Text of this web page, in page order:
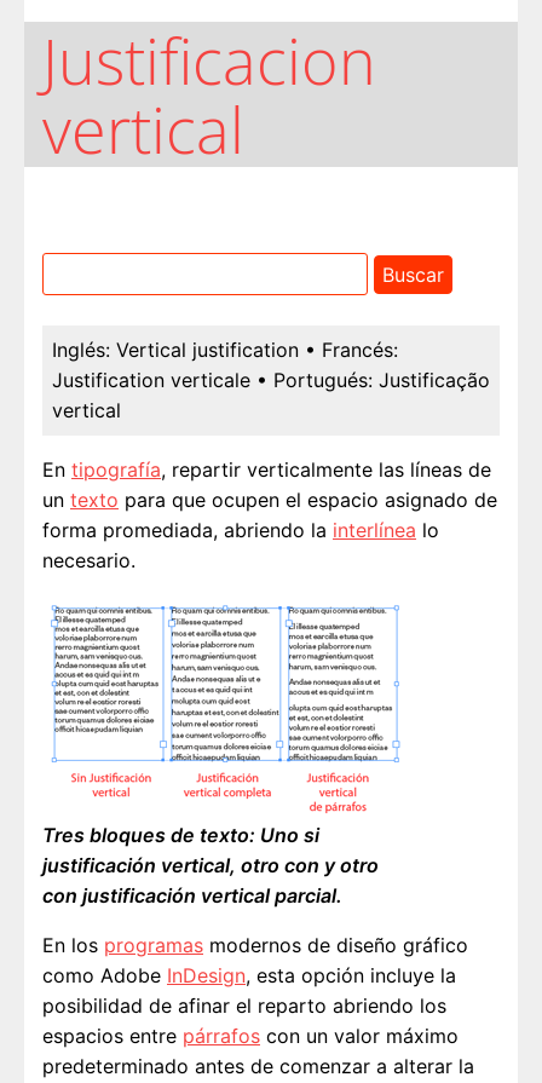
Justificacion
vertical
Inglés: Vertical justification • Francés:
Justification verticale • Portugués: Justificação
vertical
En tipografía, repartir verticalmente las líneas de
un texto para que ocupen el espacio asignado de
forma promediada, abriendo la interlínea lo
necesario.
Tres bloques de texto: Uno si
justificación vertical, otro con y otro
con justificación vertical parcial.
En los programas modernos de diseño gráfico
como Adobe InDesign, esta opción incluye la
posibilidad de afinar el reparto abriendo los
espacios entre párrafos con un valor máximo
predeterminado antes de comenzar a alterar la